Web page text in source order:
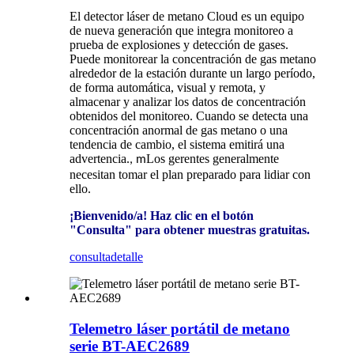
El detector láser de metano Cloud es un equipo
de nueva generación que integra monitoreo a
prueba de explosiones y detección de gases.
Puede monitorear la concentración de gas metano
alrededor de la estación durante un largo período,
de forma automática, visual y remota, y
almacenar y analizar los datos de concentración
obtenidos del monitoreo. Cuando se detecta una
concentración anormal de gas metano o una
tendencia de cambio, el sistema emitirá una
advertencia., mLos gerentes generalmente
necesitan tomar el plan preparado para lidiar con
ello.
¡Bienvenido/a! Haz clic en el botón
"Consulta" para obtener muestras gratuitas.
consultadetalle
Telemetro láser portátil de metano
serie BT-AEC2689